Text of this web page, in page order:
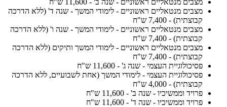
מצבים מנטאליים ראשוניים - לימודי המשך - שנה ד' (ללא הדרכה
קבוצתית) - 7,400 ש"ח
מצבים מנטאליים ראשוניים - לימודי המשך - שנה ו' (ללא הדרכה
קבוצתית) - 7,400 ש"ח
מצבים מנטאליים ראשוניים - לימודי המשך ותיקים (ללא הדרכה
קבוצתית) - 7,400 ש"ח
פסיכולוגיית העצמי - שנה ג' - 11,600 ש"ח
פסיכולוגיית העצמי - לימודי המשך (אחת לשבועיים, ללא הדרכה
קבוצתית) - 4,000 ש"ח
פרויד וממשיכיו - שנה ב' - 11,600 ש"ח
פרויד וממשיכיו - שנה ד' - 11,600 ש"ח